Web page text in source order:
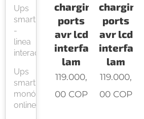
Ups
smart
-
linea
interactiva
Ups
smart
monófasicas
online
charging
ports
avr lcd
interface
lam
119.000,
00 COP
charging
ports
avr lcd
interface
lam
119.000,
00 COP